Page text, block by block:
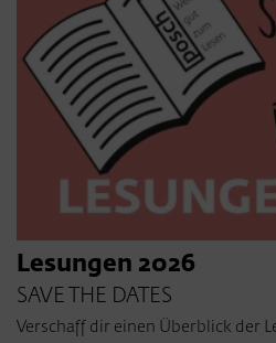
Lesungen 2026
SAVE THE DATES
Verschaff dir einen Überblick der